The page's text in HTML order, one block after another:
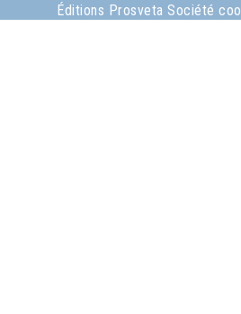
Éditions Prosveta Société